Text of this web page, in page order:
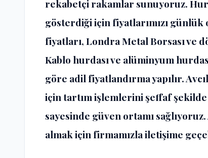
rekabetçi rakamlar sunuyoruz.
gösterdiği için fiyatlarımızı
fiyatları, Londra Metal Borsası
Kablo hurdası ve alüminyum
göre adil fiyatlandırma yapılır.
için tartım işlemlerini şeffaf
sayesinde güven ortamı
almak için firmamızla iletişime